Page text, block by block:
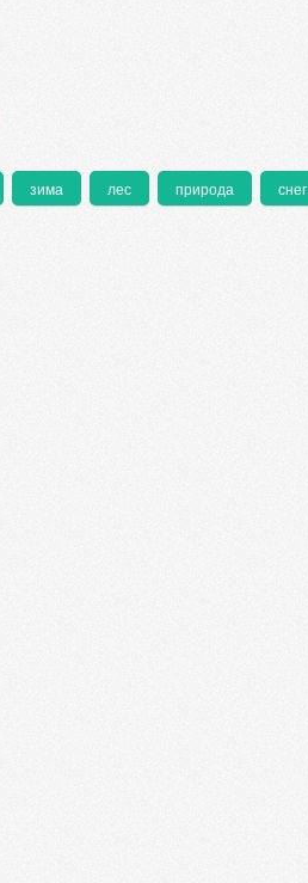
зима лес природа снег